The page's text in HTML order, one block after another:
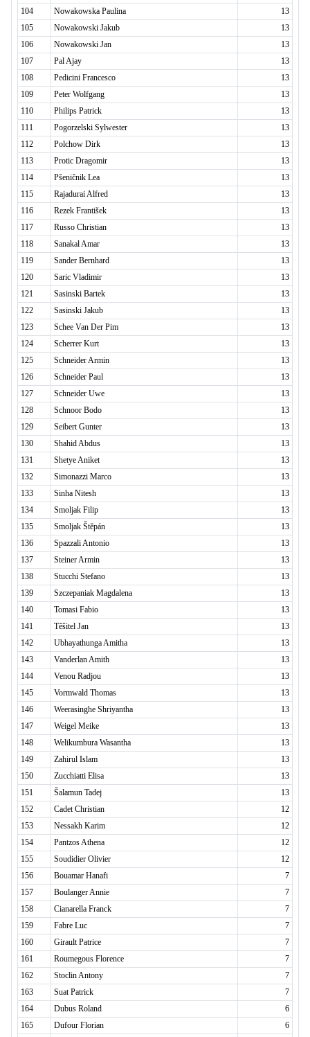
104
Nowakowska Paulina
13
105
Nowakowski Jakub
13
106
Nowakowski Jan
13
107
Pal Ajay
13
108
Pedicini Francesco
13
109
Peter Wolfgang
13
110
Philips Patrick
13
111
Pogorzelski Sylwester
13
112
Polchow Dirk
13
113
Protic Dragomir
13
114
Pšeničnik Lea
13
115
Rajadurai Alfred
13
116
Rezek František
13
117
Russo Christian
13
118
Sanakal Amar
13
119
Sander Bernhard
13
120
Saric Vladimir
13
121
Sasinski Bartek
13
122
Sasinski Jakub
13
123
Schee Van Der Pim
13
124
Scherrer Kurt
13
125
Schneider Armin
13
126
Schneider Paul
13
127
Schneider Uwe
13
128
Schnoor Bodo
13
129
Seibert Gunter
13
130
Shahid Abdus
13
131
Shetye Aniket
13
132
Simonazzi Marco
13
133
Sinha Nitesh
13
134
Smoljak Filip
13
135
Smoljak Štěpán
13
136
Spazzali Antonio
13
137
Steiner Armin
13
138
Stucchi Stefano
13
139
Szczepaniak Magdalena
13
140
Tomasi Fabio
13
141
Těšitel Jan
13
142
Ubhayathunga Amitha
13
143
Vanderlan Amith
13
144
Venou Radjou
13
145
Vormwald Thomas
13
146
Weerasinghe Shriyantha
13
147
Weigel Meike
13
148
Welikumbura Wasantha
13
149
Zahirul Islam
13
150
Zucchiatti Elisa
13
151
Šalamun Tadej
13
152
Cadet Christian
12
153
Nessakh Karim
12
154
Pantzos Athena
12
155
Soudidier Olivier
12
156
Bouamar Hanafi
7
157
Boulanger Annie
7
158
Cianarella Franck
7
159
Fabre Luc
7
160
Girault Patrice
7
161
Roumegous Florence
7
162
Stoclin Antony
7
163
Suat Patrick
7
164
Dubus Roland
6
165
Dufour Florian 6